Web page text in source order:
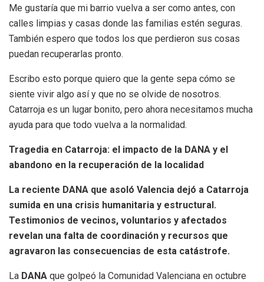
Me gustaría que mi barrio vuelva a ser como antes, con
calles limpias y casas donde las familias estén seguras.
También espero que todos los que perdieron sus cosas
puedan recuperarlas pronto.
Escribo esto porque quiero que la gente sepa cómo se
siente vivir algo así y que no se olvide de nosotros.
Catarroja es un lugar bonito, pero ahora necesitamos mucha
ayuda para que todo vuelva a la normalidad.
Tragedia en Catarroja: el impacto de la DANA y el
abandono en la recuperación de la localidad
La reciente DANA que asoló Valencia dejó a Catarroja
sumida en una crisis humanitaria y estructural.
Testimonios de vecinos, voluntarios y afectados
revelan una falta de coordinación y recursos que
agravaron las consecuencias de esta catástrofe.
La DANA que golpeó la Comunidad Valenciana en octubre